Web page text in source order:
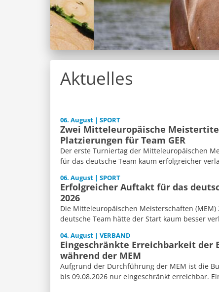
Aktuelles
06. August | SPORT
Zwei Mitteleuropäische
Platzierungen für Team GER
Der erste Turniertag der Mitteleuropäischen
für das deutsche Team kaum erfolgreicher
06. August | SPORT
Erfolgreicher Auftakt für das
2026
Die Mitteleuropäischen Meisterschaften
deutsche Team hätte der Start kaum besser
04. August | VERBAND
Eingeschränkte Erreichbarkeit der
während der MEM
Aufgrund der Durchführung der MEM ist die
bis 09.08.2026 nur eingeschränkt erreichbar.